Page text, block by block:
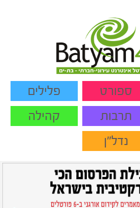
ספורט
פלילים
תרבות
קהילה
נדל"ן